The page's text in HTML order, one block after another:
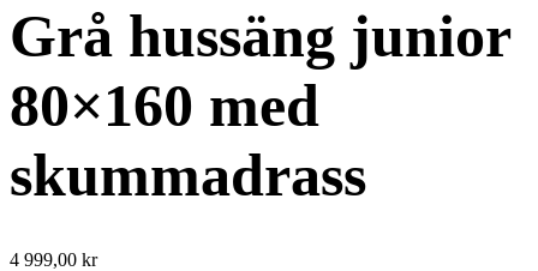
Grå hussäng junior
80×160 med
skummadrass
4 999,00 kr